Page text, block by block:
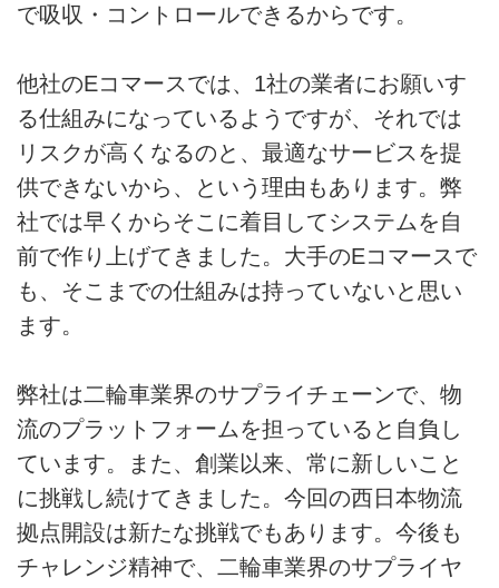
で吸収・コントロールできるからです。
他社のEコマースでは、1社の業者にお願いす
る仕組みになっているようですが、それでは
リスクが高くなるのと、最適なサービスを提
供できないから、という理由もあります。弊
社では早くからそこに着目してシステムを自
前で作り上げてきました。大手のEコマースで
も、そこまでの仕組みは持っていないと思い
ます。
弊社は二輪車業界のサプライチェーンで、物
流のプラットフォームを担っていると自負し
ています。また、創業以来、常に新しいこと
に挑戦し続けてきました。今回の西日本物流
拠点開設は新たな挑戦でもあります。今後も
チャレンジ精神で、二輪車業界のサプライヤ